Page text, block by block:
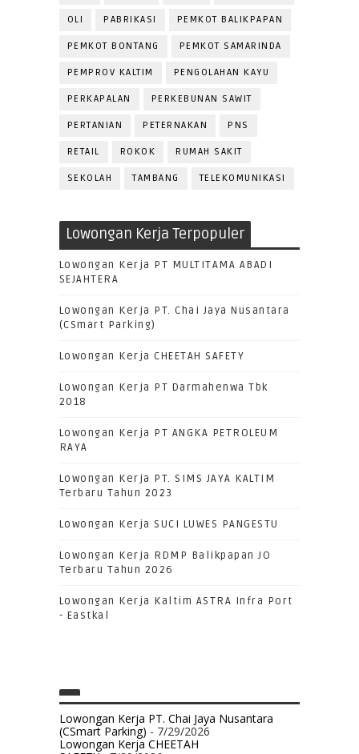
OLI PABRIKASI PEMKOT BALIKPAPAN
PEMKOT BONTANG PEMKOT SAMARINDA
PEMPROV KALTIM PENGOLAHAN KAYU
PERKAPALAN PERKEBUNAN SAWIT
PERTANIAN PETERNAKAN PNS
RETAIL ROKOK RUMAH SAKIT
SEKOLAH TAMBANG TELEKOMUNIKASI
Lowongan Kerja Terpopuler
Lowongan Kerja PT MULTITAMA ABADI
SEJAHTERA
Lowongan Kerja PT. Chai Jaya Nusantara
(CSmart Parking)
Lowongan Kerja CHEETAH SAFETY
Lowongan Kerja PT Darmahenwa Tbk
2018
Lowongan Kerja PT ANGKA PETROLEUM
RAYA
Lowongan Kerja PT. SIMS JAYA KALTIM
Terbaru Tahun 2023
Lowongan Kerja SUCI LUWES PANGESTU
Lowongan Kerja RDMP Balikpapan JO
Terbaru Tahun 2026
Lowongan Kerja Kaltim ASTRA Infra Port
- Eastkal
Lowongan Kerja PT. Chai Jaya Nusantara
(CSmart Parking) - 7/29/2026
Lowongan Kerja CHEETAH